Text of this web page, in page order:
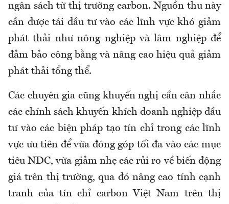
ngân sách từ thị trường carbon. Nguồn thu này
cần được tái đầu tư vào các lĩnh vực khó giảm
phát thải như nông nghiệp và lâm nghiệp để
đảm bảo công bằng và nâng cao hiệu quả giảm
phát thải tổng thể.
Các chuyên gia cũng khuyến nghị cần cân nhắc
các chính sách khuyến khích doanh nghiệp đầu
tư vào các biện pháp tạo tín chỉ trong các lĩnh
vực ưu tiên để vừa đóng góp tối đa vào các mục
tiêu NDC, vừa giảm nhẹ các rủi ro về biến động
giá trên thị trường, qua đó nâng cao tính cạnh
tranh của tín chỉ carbon Việt Nam trên thị